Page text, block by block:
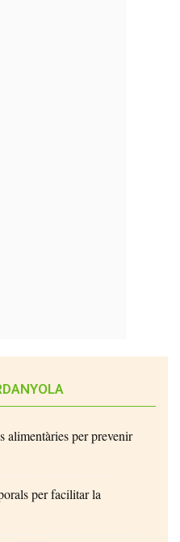
alimentàries per prevenir
per facilitar la